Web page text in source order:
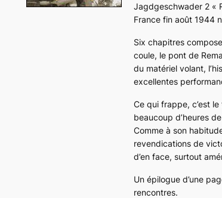
Jagdgeschwader 2 «
France fin août 1944
Six chapitres
coule, le pont de
du matériel volant,
excellentes
Ce qui frappe, c’est
beaucoup d’heures
Comme à son
revendications de
d’en face, surtout
Un épilogue d’une
rencontres.